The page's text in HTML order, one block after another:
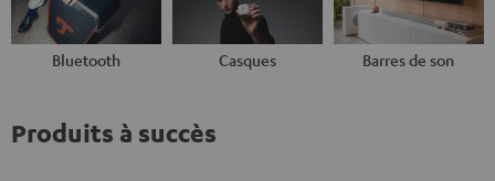
Bluetooth Casques Barres de son
Produits à succès